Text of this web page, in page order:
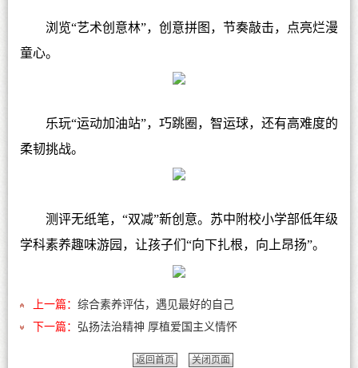
浏览“艺术创意林”，创意拼图，节奏敲击，点亮烂漫
童心。
乐玩“运动加油站”，巧跳圈，智运球，还有高难度的
柔韧挑战。
测评无纸笔，“双减”新创意。苏中附校小学部低年级
学科素养趣味游园，让孩子们“向下扎根，向上昂扬”。
上一篇： 综合素养评估，遇见最好的自己
下一篇： 弘扬法治精神 厚植爱国主义情怀
返回首页 关闭页面